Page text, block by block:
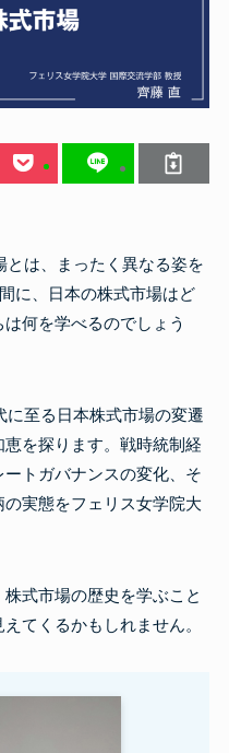
とは、まったく異なる姿を
に、日本の株式市場はど
何を学べるのでしょう
に至る日本株式市場の変遷
を探ります。戦時統制経
トガバナンスの変化、そ
実態をフェリス女学院大
式市場の歴史を学ぶこと
てくるかもしれません。